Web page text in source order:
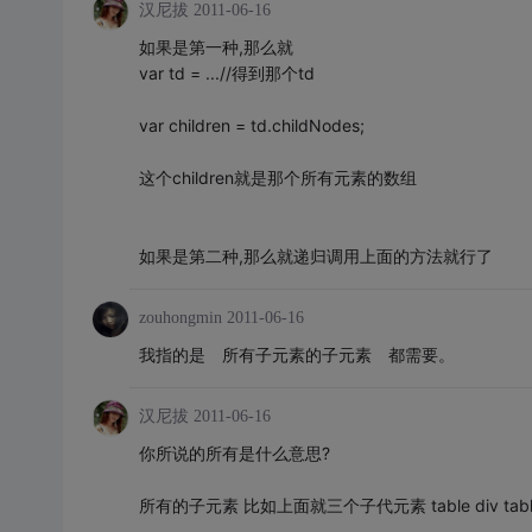
汉尼拔 2011-06-16
如果是第一种,那么就
var td = ...//得到那个td
var children = td.childNodes;
这个children就是那个所有元素的数组
如果是第二种,那么就递归调用上面的方法就行了
zouhongmin 2011-06-16
我指的是 所有子元素的子元素 都需要。
汉尼拔 2011-06-16
你所说的所有是什么意思?
所有的子元素 比如上面就三个子代元素 table div